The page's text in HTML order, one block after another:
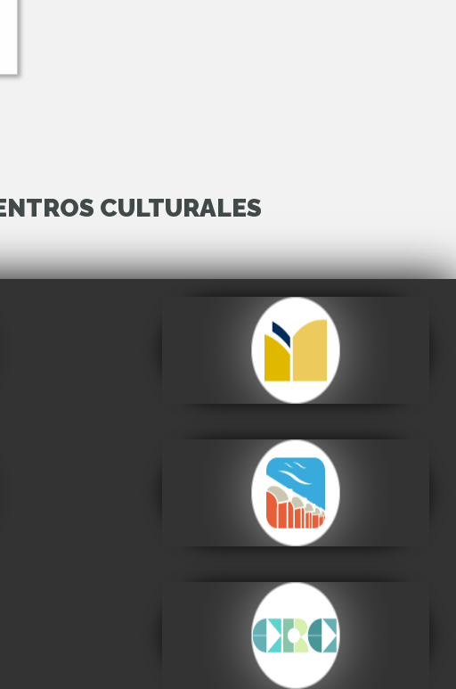
CULTURALES
Archivo y Biblioteca
Nacionales de Bolivia
Centro de la Cultura
Plurinacional
Visitar
Centro de la
Revolución Cultural